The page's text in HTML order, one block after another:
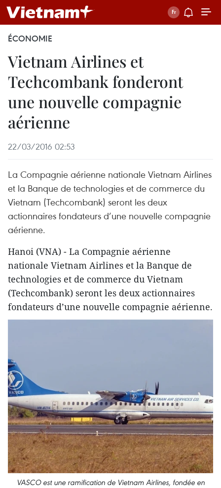
ÉCONOMIE
Vietnam Airlines et
Techcombank fonderont
une nouvelle compagnie
aérienne
22/03/2016 02:53
La Compagnie aérienne nationale Vietnam Airlines
et la Banque de technologies et de commerce du
Vietnam (Techcombank) seront les deux
actionnaires fondateurs d’une nouvelle compagnie
aérienne.
Hanoi (VNA) - La Compagnie aérienne
nationale Vietnam Airlines et la Banque de
technologies et de commerce du Vietnam
(Techcombank) seront les deux actionnaires
fondateurs d’une nouvelle compagnie aérienne.
VASCO est une ramification de Vietnam Airlines, fondée en